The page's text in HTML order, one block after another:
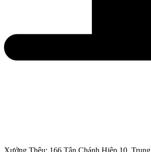
Xưởng Thêu: 166 Tân Chánh Hiệp 10,